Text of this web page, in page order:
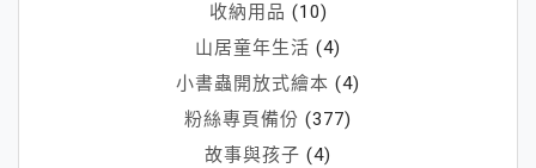
收納用品 (10)
山居童年生活 (4)
小書蟲開放式繪本 (4)
粉絲專頁備份 (377)
故事與孩子 (4)